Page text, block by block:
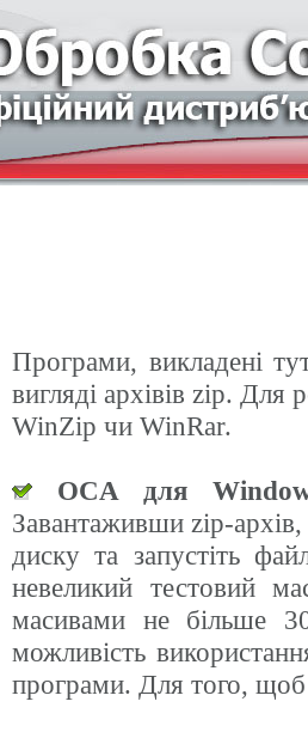
Програми, викладені
вигляді архівів zip. Для
WinZip чи WinRar.
OCA для
Завантаживши zip-
диску та запустіть
невеликий тестовий
масивами не більше
можливість
програми. Для того, щоб